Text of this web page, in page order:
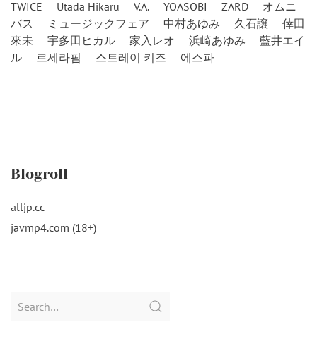
TWICE
Utada Hikaru V.A. YOASOBI ZARD
オムニ
バス
ミュージックフェア 中村あゆみ 久石譲
倖田
來未
宇多田ヒカル 家入レオ 浜崎あゆみ
藍井エイ
ル
르세라핌 스트레이 키즈 에스파
Blogroll
alljp.cc
javmp4.com (18+)
Search